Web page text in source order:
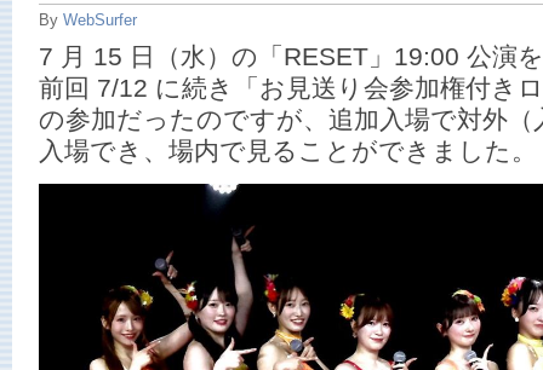
By WebSurfer
7 月 15 日（水）の「RESET」19:00 公演
前回 7/12 に続き「お見送り会参加権付き
の参加だったのですが、追加入場で対外（
入場でき、場内で見ることができました。